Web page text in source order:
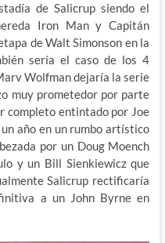
de Salicrup siendo el
Iron Man y Capitán
de Walt Simonson en la
sería el caso de los 4
Wolfman dejaría la serie
muy prometedor por parte
completo entintado por Joe
año en un rumbo artístico
por un Doug Moench
y un Bill Sienkiewicz que
Salicrup rectificaría
a un John Byrne en